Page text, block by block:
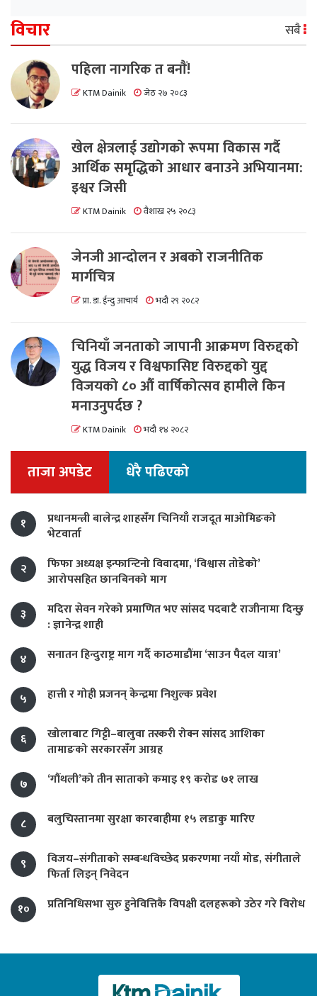
विचार सबै
पहिला नागरिक त बनाैं!
KTM Dainik जेठ २७ २०८३
खेल क्षेत्रलाई उद्योगको रूपमा विकास गर्दै
आर्थिक समृद्धिको आधार बनाउने अभियानमा:
इश्वर जिसी
KTM Dainik वैशाख २५ २०८३
जेनजी आन्दोलन र अबको राजनीतिक
मार्गचित्र
प्रा. डा. ईन्दु आचार्य भदौ २९ २०८२
चिनियाँ जनताको जापानी आक्रमण विरुद्दको
युद्ध विजय र विश्वफासिष्ट विरुद्दको युद्द
विजयको ८० औं वार्षिकोत्सव हामीले किन
मनाउनुपर्दछ ?
KTM Dainik भदौ १४ २०८२
ताजा अपडेट धेरै पढिएको
१
प्रधानमन्त्री बालेन्द्र शाहसँग चिनियाँ राजदूत माओमिङको
भेटवार्ता
२
फिफा अध्यक्ष इन्फान्टिनो विवादमा, ‘विश्वास तोडेको’
आरोपसहित छानबिनको माग
३
मदिरा सेवन गरेको प्रमाणित भए सांसद पदबाटै राजीनामा दिन्छु
: ज्ञानेन्द्र शाही
४
सनातन हिन्दुराष्ट्र माग गर्दै काठमाडौंमा ‘साउन पैदल यात्रा’
५ हात्ती र गोही प्रजनन् केन्द्रमा निशुल्क प्रवेश
६
खोलाबाट गिट्टी–बालुवा तस्करी रोक्न सांसद आशिका
तामाङको सरकारसँग आग्रह
७
‘गौंथली’को तीन साताको कमाइ १९ करोड ७१ लाख
८ बलुचिस्तानमा सुरक्षा कारबाहीमा १५ लडाकु मारिए
९
विजय–संगीताको सम्बन्धविच्छेद प्रकरणमा नयाँ मोड, संगीता‍ले
फिर्ता लिइन् निवेदन
१०
प्रतिनिधिसभा सुरु हुनेवित्तिकै विपक्षी दलहरूको उठेर गरे विरोध